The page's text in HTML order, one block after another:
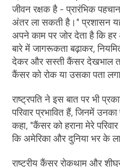
जीवन रक्षक है - प्रारंभिक
अंतर ला सकती है।" प्रशासन
अपने काम पर जोर देता है कि
बारे में जागरूकता बढ़ाकर,
देकर और सस्ती कैंसर देखभाल
कैंसर को रोक या उसका पता
राष्ट्रपति ने इस बात पर भी
परिवार प्रभावित हैं, जिनमें उनका
कहा, "कैंसर को हराना मेरे
कि अमेरिका और दुनिया भर के
राष्ट्रीय कैंसर रोकथाम और